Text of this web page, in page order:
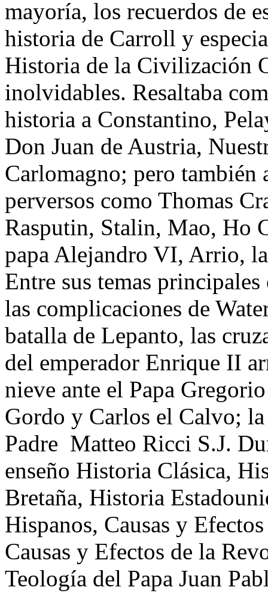
mayoría, los recuerdos de
historia de Carroll y
Historia de la Civilización
inolvidables. Resaltaba
historia a Constantino,
Don Juan de Austria,
Carlomagno; pero también
perversos como Thomas
Rasputin, Stalin, Mao, Ho
papa Alejandro VI, Arrio,
Entre sus temas
las complicaciones de
batalla de Lepanto, las
del emperador Enrique II
nieve ante el Papa
Gordo y Carlos el Calvo;
Padre Matteo Ricci S.J.
enseño Historia Clásica,
Bretaña, Historia
Hispanos, Causas y
Causas y Efectos de la
Teología del Papa Juan